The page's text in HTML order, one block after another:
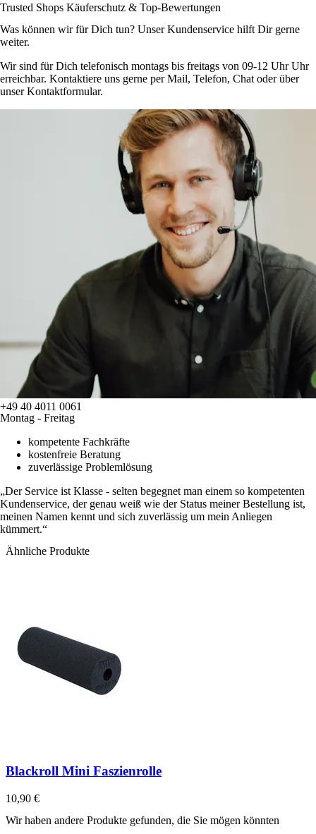
Trusted Shops Käuferschutz & Top-Bewertungen
Was können wir für Dich tun? Unser Kundenservice hilft Dir gerne
weiter.
Wir sind für Dich telefonisch montags bis freitags von 09-12 Uhr Uhr
erreichbar. Kontaktiere uns gerne per Mail, Telefon, Chat oder über
unser Kontaktformular.
+49 40 4011 0061
Montag - Freitag
kompetente Fachkräfte
kostenfreie Beratung
zuverlässige Problemlösung
Der Service ist Klasse - selten begegnet man einem so kompetenten
Kundenservice, der genau weiß wie der Status meiner Bestellung ist,
meinen Namen kennt und sich zuverlässig um mein Anliegen
kümmert.
Ähnliche Produkte
Blackroll Mini Faszienrolle
10,90 €
Wir haben andere Produkte gefunden, die Sie mögen könnten